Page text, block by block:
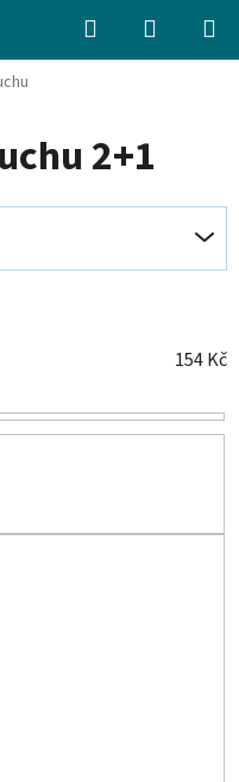
Hledat
KOŠÍK
2+1
154Kč